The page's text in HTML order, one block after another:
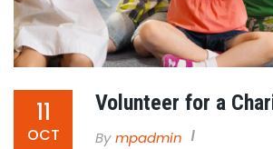
11
OCT
Volunteer for a
By Mpadmin